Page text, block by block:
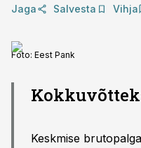
Jaga Salvesta Vihja
Foto: Eest Pank
Keskmise